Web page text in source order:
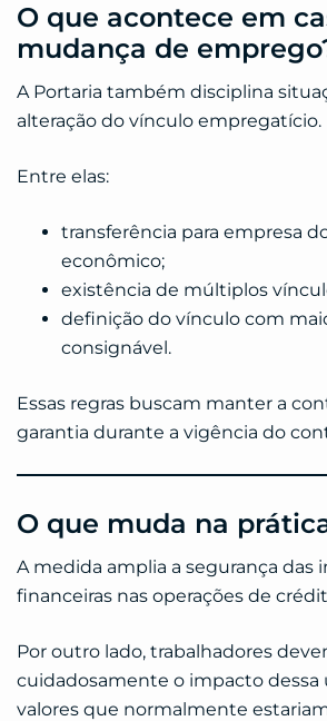
O que acontece em
mudança de
A Portaria também disciplina
alteração do vínculo empregatício.
Entre elas:
transferência para empresa
econômico;
existência de múltiplos
definição do vínculo com
consignável.
Essas regras buscam manter a
garantia durante a vigência do
O que muda na
A medida amplia a segurança das
financeiras nas operações de
Por outro lado, trabalhadores
cuidadosamente o impacto dessa
valores que normalmente